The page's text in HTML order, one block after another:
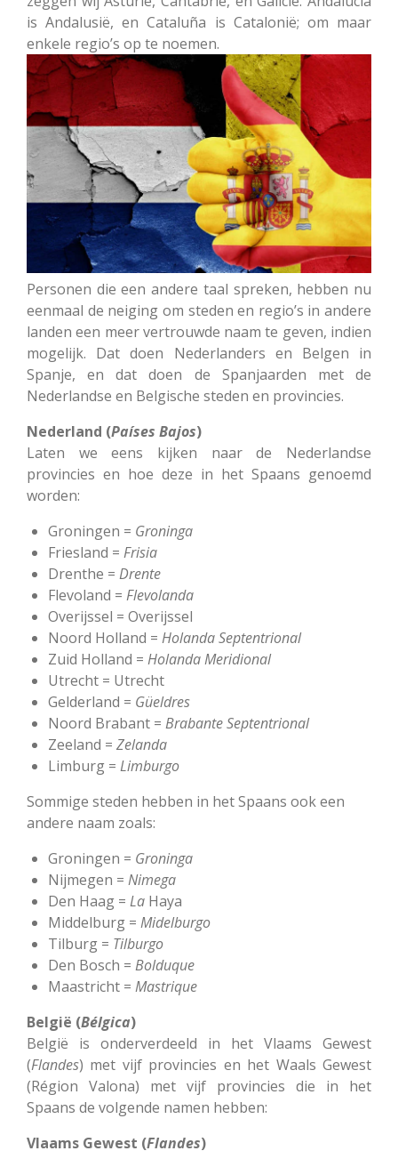
is Andalusië, en Cataluña is Catalonië; om maar
enkele regio’s op te noemen.
Personen die een andere taal spreken, hebben nu
eenmaal de neiging om steden en regio’s in andere
landen een meer vertrouwde naam te geven, indien
mogelijk. Dat doen Nederlanders en Belgen in
Spanje, en dat doen de Spanjaarden met de
Nederlandse en Belgische steden en provincies.
Nederland (Países Bajos)
Laten we eens kijken naar de Nederlandse
provincies en hoe deze in het Spaans genoemd
worden:
Groningen = Groninga
Friesland = Frisia
Drenthe = Drente
Flevoland = Flevolanda
Overijssel = Overijssel
Noord Holland = HolandaSeptentrional
Zuid Holland = HolandaMeridional
Utrecht = Utrecht
Gelderland = Güeldres
Noord Brabant = BrabanteSeptentrional
Zeeland = Zelanda
Limburg = Limburgo
Sommige steden hebben in het Spaans ook een
andere naam zoals:
Groningen = Groninga
Nijmegen = Nimega
Den Haag = La Haya
Middelburg = Midelburgo
Tilburg = Tilburgo
Den Bosch = Bolduque
Maastricht = Mastrique
België (Bélgica)
België is onderverdeeld in het Vlaams Gewest
(Flandes) met vijf provincies en het Waals Gewest
(Région Valona) met vijf provincies die in het
Spaans de volgende namen hebben:
Vlaams Gewest (Flandes)